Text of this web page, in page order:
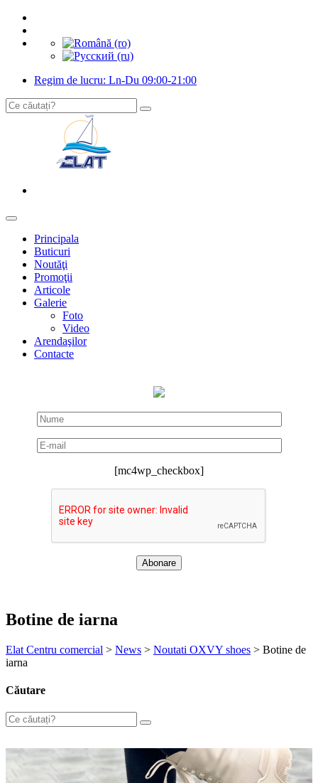
Regim de lucru: Ln-Du 09:00-21:00
Principala
Buticuri
Noutăţi
Promoţii
Articole
Galerie
Foto
Video
Arendaşilor
Contacte
[mc4wp_checkbox]
Botine de iarna
Elat Centru comercial > News > Noutati OXVY shoes > Botine de
iarna
Căutare